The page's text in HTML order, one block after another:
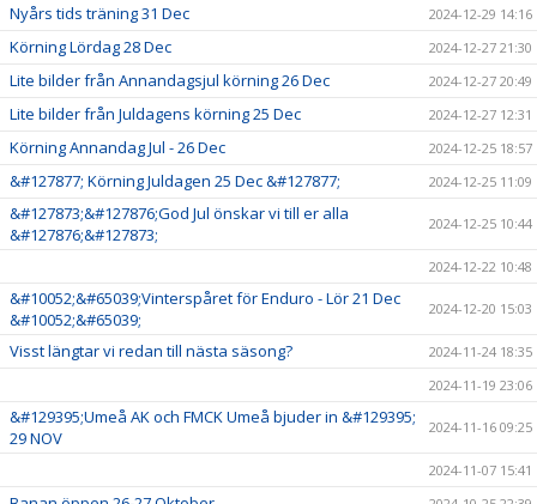
Nyårs tids träning 31 Dec 2024-12-29 14:16
Körning Lördag 28 Dec 2024-12-27 21:30
Lite bilder från Annandagsjul körning 26 Dec 2024-12-27 20:49
Lite bilder från Juldagens körning 25 Dec 2024-12-27 12:31
Körning Annandag Jul - 26 Dec 2024-12-25 18:57
&#127877; Körning Juldagen 25 Dec &#127877; 2024-12-25 11:09
&#127873;&#127876;God Jul önskar vi till er alla
&#127876;&#127873;
2024-12-25 10:44
2024-12-22 10:48
&#10052;&#65039;Vinterspåret för Enduro - Lör 21 Dec
&#10052;&#65039;
2024-12-20 15:03
Visst längtar vi redan till nästa säsong?
2024-11-24 18:35
2024-11-19 23:06
&#129395;Umeå AK och FMCK Umeå bjuder in &#129395;
29 NOV
2024-11-16 09:25
2024-11-07 15:41